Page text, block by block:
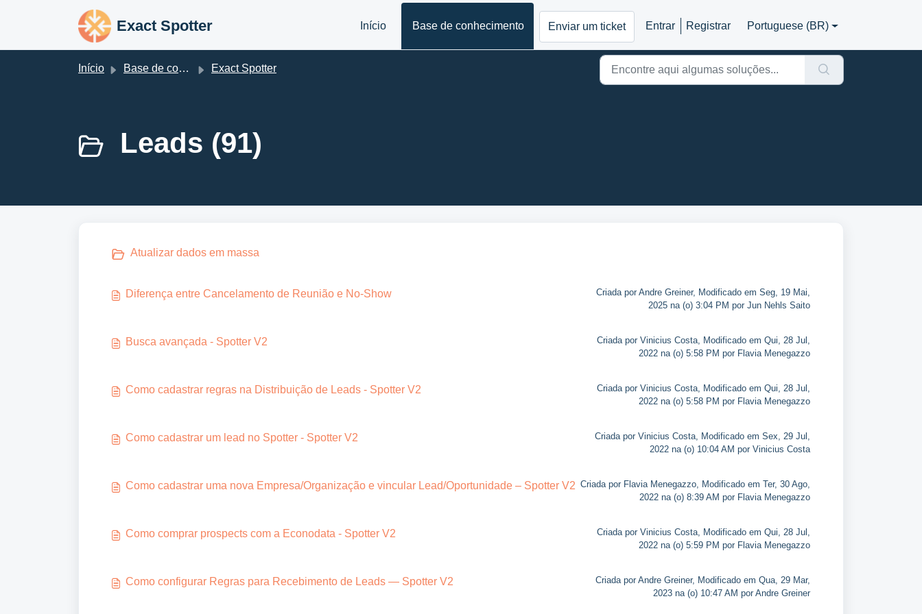
Exact Spotter Início Base de conhecimento Enviar um ticket Entrar Registrar Portuguese (BR)
Início Base de conhecimento Exact Spotter
Leads (91)
Atualizar dados em massa
Diferença entre Cancelamento de Reunião e No-Show
Criada por Andre Greiner, Modificado em Seg, 19 Mai,
2025 na (o) 3:04 PM por Jun Nehls Saito
Busca avançada - Spotter V2
Criada por Vinicius Costa, Modificado em Qui, 28 Jul,
2022 na (o) 5:58 PM por Flavia Menegazzo
Como cadastrar regras na Distribuição de Leads - Spotter V2
Criada por Vinicius Costa, Modificado em Qui, 28 Jul,
2022 na (o) 5:58 PM por Flavia Menegazzo
Como cadastrar um lead no Spotter - Spotter V2
Criada por Vinicius Costa, Modificado em Sex, 29 Jul,
2022 na (o) 10:04 AM por Vinicius Costa
Como cadastrar uma nova Empresa/Organização e vincular Lead/Oportunidade – Spotter V2 Criada por Flavia Menegazzo, Modificado em Ter, 30 Ago,
2022 na (o) 8:39 AM por Flavia Menegazzo
Como comprar prospects com a Econodata - Spotter V2
Criada por Vinicius Costa, Modificado em Qui, 28 Jul,
2022 na (o) 5:59 PM por Flavia Menegazzo
Como configurar Regras para Recebimento de Leads — Spotter V2
Criada por Andre Greiner, Modificado em Qua, 29 Mar,
2023 na (o) 10:47 AM por Andre Greiner